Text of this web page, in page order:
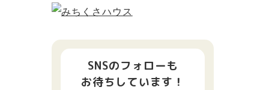
SNSのフォローも
お待ちしています！